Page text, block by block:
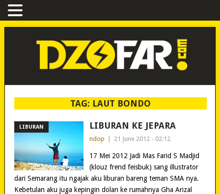
TAG: LAUT BONDO
LIBURAN LIBURAN KE JEPARA
ndop 21 June 2012 - 02:12
17 Mei 2012 Jadi Mas Farid S Madjid
(klouz frend feisbuk) sang illustrator
dari Semarang itu ngajak aku liburan bareng teman SMA nya.
Kebetulan aku juga kepingin dolan ke rumahnya Gha Arizal